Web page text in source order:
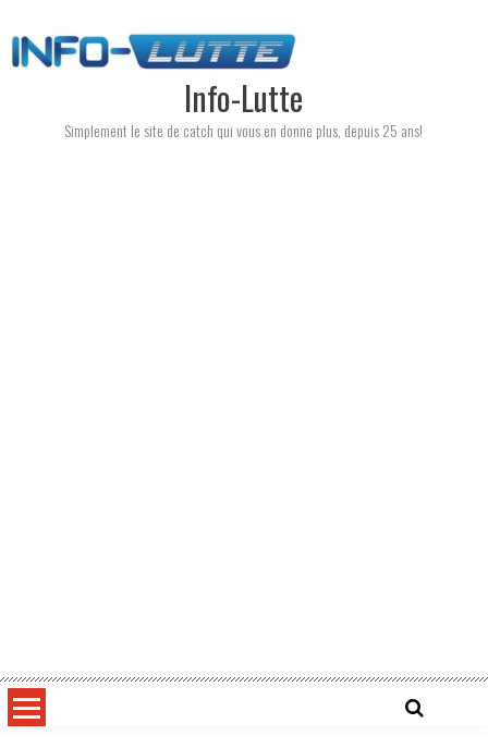
to
content
Info-Lutte
Simplement le site de catch qui vous en donne plus, depuis 25 ans!